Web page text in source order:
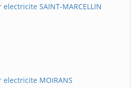
SAINT-MARCELLIN
MOIRANS